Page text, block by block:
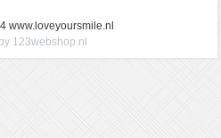
www.loveyoursmile.nl
123webshop.nl